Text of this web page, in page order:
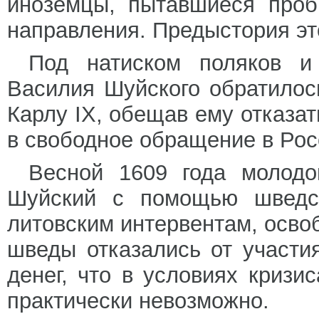
направления. Предыстория
Под натиском поляков и
Василия Шуйского
Карлу IX, обещав ему
в свободное обращение в
Весной 1609 года
Шуйский с помощью
литовским интервентам,
шведы отказались от
денег, что в условиях
практически невозможно.